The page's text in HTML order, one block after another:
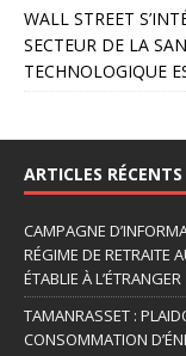
WALL STREET
SECTEUR DE LA
TECHNOLOGIQUE
ARTICLES RÉCENTS
CAMPAGNE
RÉGIME DE RETRAITE
ÉTABLIE À L’ÉTRANGER
TAMANRASSET :
CONSOMMATION